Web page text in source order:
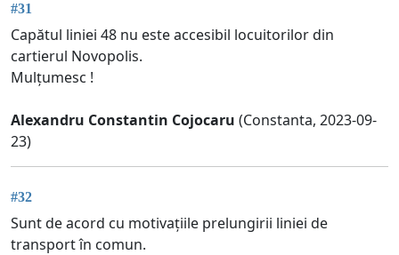
#31
Capătul liniei 48 nu este accesibil locuitorilor din
cartierul Novopolis.
Mulțumesc !
Alexandru Constantin Cojocaru (Constanta, 2023-09-
23)
#32
Sunt de acord cu motivațiile prelungirii liniei de
transport în comun.